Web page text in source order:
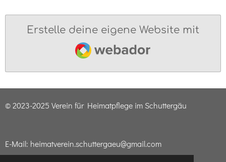
hofen
Erstelle deine eigene Website mit
Webador
© 2023-2025 Verein für Heimatpflege im Schuttergäu
E-Mail: heimatverein.schuttergaeu@gmail.com